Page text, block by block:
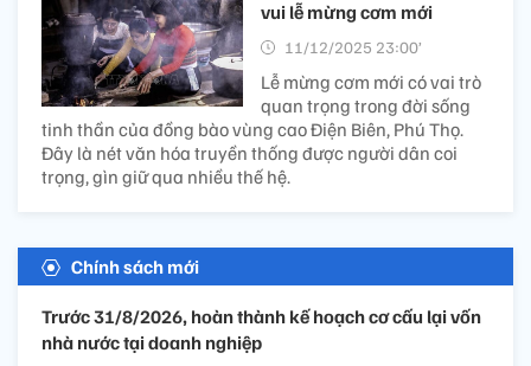
vui lễ mừng cơm mới
11/12/2025 23:00’
Lễ mừng cơm mới có vai trò
quan trọng trong đời sống
tinh thần của đồng bào vùng cao Điện Biên, Phú Thọ.
Đây là nét văn hóa truyền thống được người dân coi
trọng, gìn giữ qua nhiều thế hệ.
Chính sách mới
Trước 31/8/2026, hoàn thành kế hoạch cơ cấu lại vốn
nhà nước tại doanh nghiệp